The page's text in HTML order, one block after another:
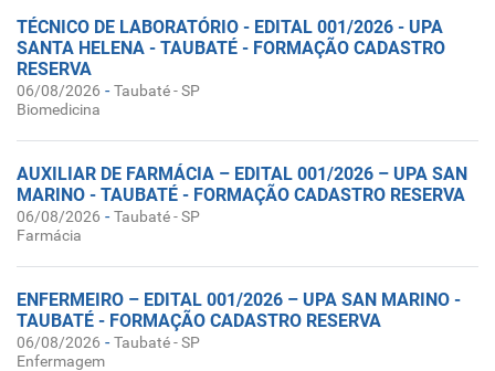
TÉCNICO DE LABORATÓRIO - EDITAL 001/2026 - UPA
SANTA HELENA - TAUBATÉ - FORMAÇÃO CADASTRO
RESERVA
06/08/2026 -Taubaté - SP
Biomedicina
AUXILIAR DE FARMÁCIA – EDITAL 001/2026 – UPA SAN
MARINO - TAUBATÉ - FORMAÇÃO CADASTRO RESERVA
06/08/2026 -Taubaté - SP
Farmácia
ENFERMEIRO – EDITAL 001/2026 – UPA SAN MARINO -
TAUBATÉ - FORMAÇÃO CADASTRO RESERVA
06/08/2026 -Taubaté - SP
Enfermagem